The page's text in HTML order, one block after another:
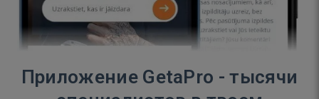
Приложение GetaPro - тысячи